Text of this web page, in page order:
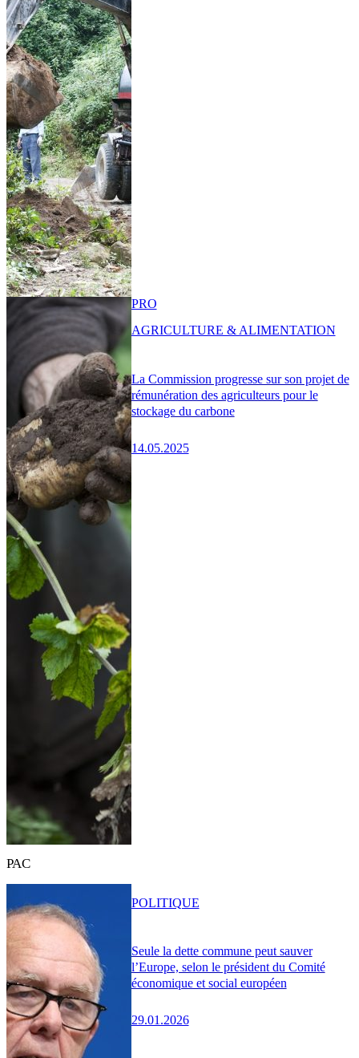
La Commission progresse sur son projet de
rémunération des agriculteurs pour le
stockage du carbone
14.05.2025
PRO
AGRICULTURE & ALIMENTATION
PAC
Seule la dette commune peut sauver
l’Europe, selon le président du Comité
économique et social européen
29.01.2026
POLITIQUE